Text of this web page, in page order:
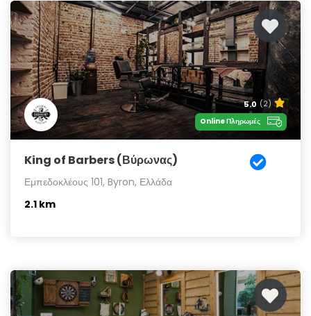
5.0 (2)
Online Πληρωμές
King of Barbers (Βύρωνας)
Εμπεδοκλέους 101, Byron, Ελλάδα
2.1 km